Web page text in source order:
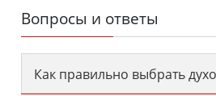
Вопросы и ответы
Как правильно выбрать